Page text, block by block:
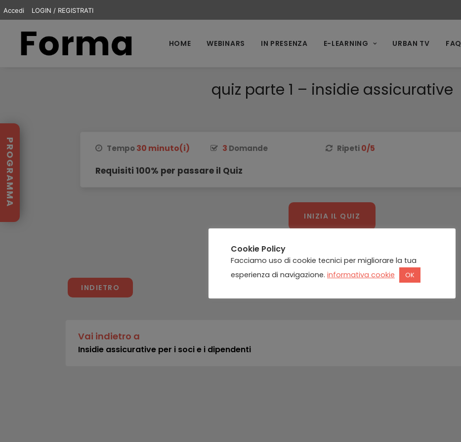
Accedi LOGIN / REGISTRATI
HOME WEBINARS IN PRESENZA E-LEARNING URBAN TV FAQ
quiz parte 1 – insidie assicurative
Tempo30 minuto(i) 3 Domande Ripeti0/5
Requisiti 100% per passare il Quiz
INIZIA IL QUIZ
INDIETRO
Vai indietro a
Insidie assicurative per i soci e i dipendenti
PROGRAMMA
Cookie Policy
Facciamo uso di cookie tecnici per migliorare la tua
esperienza di navigazione. informativa cookie OK